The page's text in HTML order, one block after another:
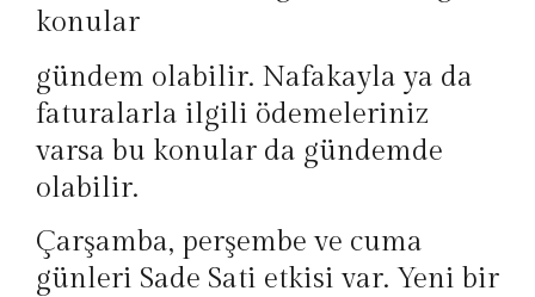
konular
gündem olabilir. Nafakayla ya da
faturalarla ilgili ödemeleriniz
varsa bu konular da gündemde
olabilir.
Çarşamba, perşembe ve cuma
günleri Sade Sati etkisi var. Yeni bir